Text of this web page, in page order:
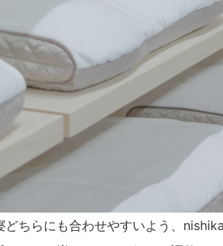
ちらにも合わせやすいよう、